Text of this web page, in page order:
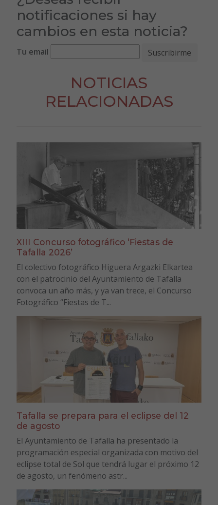
notificaciones si hay
cambios en esta noticia?
Tu email
NOTICIAS
RELACIONADAS
XIII Concurso fotográfico ‘Fiestas de
Tafalla 2026’
El colectivo fotográfico Higuera Argazki Elkartea
con el patrocinio del Ayuntamiento de Tafalla
convoca un año más, y ya van trece, el Concurso
Fotográfico “Fiestas de T...
Tafalla se prepara para el eclipse del 12
de agosto
El Ayuntamiento de Tafalla ha presentado la
programación especial organizada con motivo del
eclipse total de Sol que tendrá lugar el próximo 12
de agosto, un fenómeno astr...